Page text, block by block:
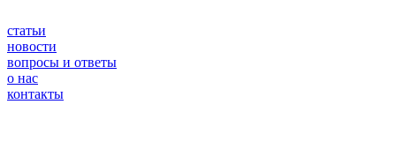
статьи
новости
вопросы и ответы
о нас
контакты